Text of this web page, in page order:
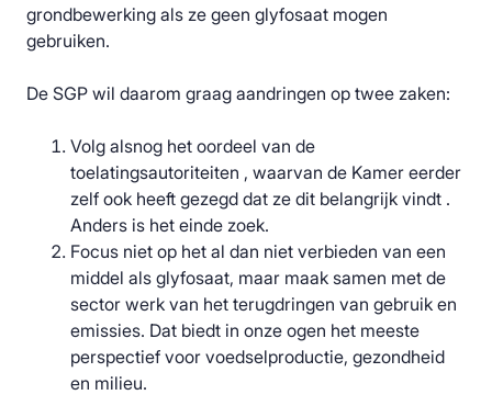
grondbewerking als ze geen glyfosaat mogen
gebruiken.
De SGP wil daarom graag aandringen op twee zaken:
Volg alsnog het oordeel van de
toelatingsautoriteiten , waarvan de Kamer eerder
zelf ook heeft gezegd dat ze dit belangrijk vindt .
Anders is het einde zoek.
Focus niet op het al dan niet verbieden van een
middel als glyfosaat, maar maak samen met de
sector werk van het terugdringen van gebruik en
emissies. Dat biedt in onze ogen het meeste
perspectief voor voedselproductie, gezondheid
en milieu.